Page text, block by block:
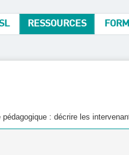
RESSOURCES
pédagogique : décrire les